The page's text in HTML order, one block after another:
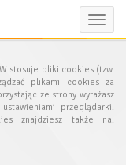
Toggle
stosuje pliki cookies (tzw.
plikami cookies za
ze strony wyrażasz
przeglądarki.
znajdziesz także na: